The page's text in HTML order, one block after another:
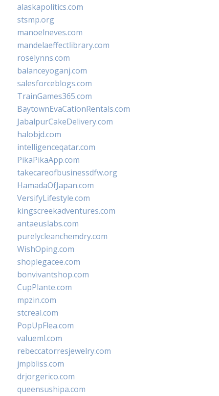
alaskapolitics.com
stsmp.org
manoelneves.com
mandelaeffectlibrary.com
roselynns.com
balanceyoganj.com
salesforceblogs.com
TrainGames365.com
BaytownEvaCationRentals.com
JabalpurCakeDelivery.com
halobjd.com
intelligenceqatar.com
PikaPikaApp.com
takecareofbusinessdfw.org
HamadaOfJapan.com
VersifyLifestyle.com
kingscreekadventures.com
antaeuslabs.com
purelycleanchemdry.com
WishOping.com
shoplegacee.com
bonvivantshop.com
CupPlante.com
mpzin.com
stcreal.com
PopUpFlea.com
valueml.com
rebeccatorresjewelry.com
jmpbliss.com
drjorgerico.com
queensushipa.com